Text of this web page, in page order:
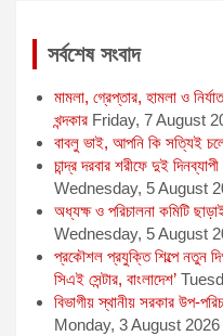
সর্বশেষ সংবাদ
মামলা, গ্রেপ্তার, হামলা ও
খন্দকার Friday, 7 August
বাবলু ভাই, আপনি কি সত্যিই
চান্দ্র দরবার শরীফে দুই
Wednesday, 5 August
অধ্যক্ষ ও পরিচালনা কমিটি
Wednesday, 5 August
প্রকৌশল প্রযুক্তি শিল্পে নতুন
সিএই সেন্টার, বাংলাদেশ’
বিভাগীয় স্থানীয় সরকার উপ-
Monday, 3 August 2026